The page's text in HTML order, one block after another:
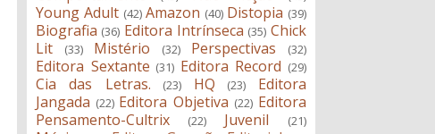
Young Adult (42) Amazon (40) Distopia (39)
Biografia (36) Editora Intrínseca (35) Chick
Lit
(33) Mistério (32) Perspectivas (32)
Editora Sextante (31) Editora Record (29)
Cia das Letras. (23) HQ (23)
Editora
Jangada (22) Editora Objetiva (22) Editora
Pensamento-Cultrix
(22) Juvenil (21)